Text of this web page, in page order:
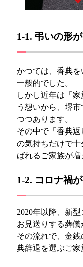
1-1. 弔いの形
かつては、香典
一般的でした。
しかし近年は「
う想いから、堺
つつあります。
その中で「香典
の気持ちだけで
ばれるご家族が増
​1-2. コロナ禍
2020年以降、新
お見送りする葬儀
その流れで、金
典辞退を選ぶご家